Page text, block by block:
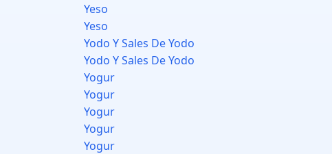
Yeso
Yeso
Yodo Y Sales De Yodo
Yodo Y Sales De Yodo
Yogur
Yogur
Yogur
Yogur
Yogur